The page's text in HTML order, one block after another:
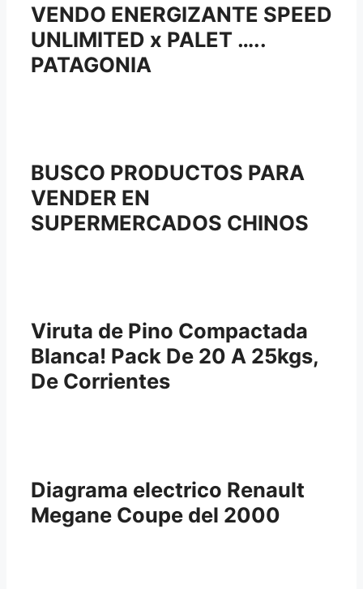
VENDO ENERGIZANTE SPEED
UNLIMITED x PALET …..
PATAGONIA
BUSCO PRODUCTOS PARA
VENDER EN
SUPERMERCADOS CHINOS
Viruta de Pino Compactada
Blanca! Pack De 20 A 25kgs,
De Corrientes
Diagrama electrico Renault
Megane Coupe del 2000